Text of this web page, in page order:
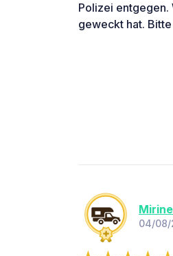
Polizei entgegen.
geweckt hat.
04/08/